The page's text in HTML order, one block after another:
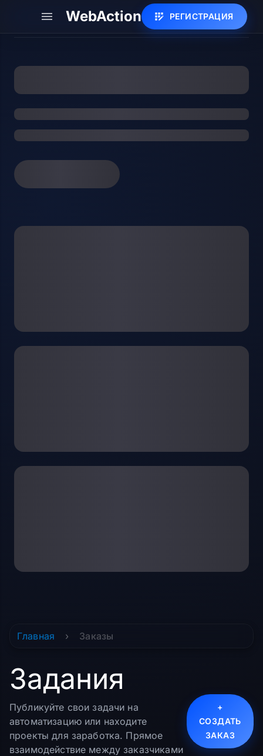
WebAction РЕГИСТРАЦИЯ
Главная › Заказы
Задания
Публикуйте свои задачи на
автоматизацию или находите
проекты для заработка. Прямое
взаимодействие между заказчиками
+
СОЗДАТЬ
ЗАКАЗ